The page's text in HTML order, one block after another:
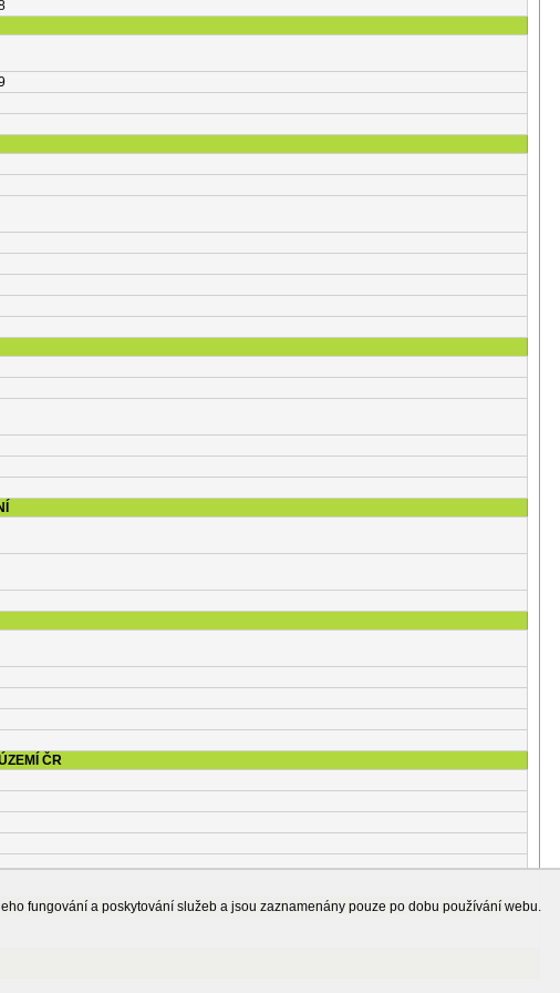
ČR
fungování a poskytování služeb a jsou zaznamenány pouze po dobu používání webu.